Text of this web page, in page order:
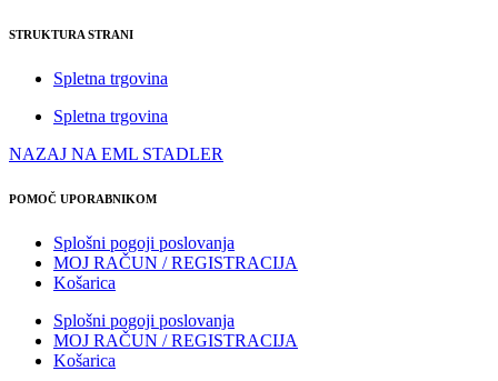
STRUKTURA STRANI
Spletna trgovina
Spletna trgovina
NAZAJ NA EML STADLER
POMOČ UPORABNIKOM
Splošni pogoji poslovanja
MOJ RAČUN / REGISTRACIJA
Košarica
Splošni pogoji poslovanja
MOJ RAČUN / REGISTRACIJA
Košarica